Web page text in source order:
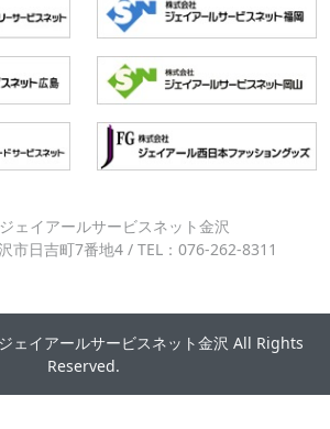
ェイアールサービスネット金沢
市日吉町7番地4 / TEL：076-262-8311
ェイアールサービスネット金沢 All Rights
Reserved.